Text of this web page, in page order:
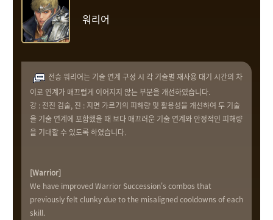
워리어
전승 워리어는 기술 연계 구성 시 각 기술별 재사용 대기 시간의 차
이로 연계가 매끄럽게 이어지지 않는 부분을 개선하였습니다.
강 : 전진 검술, 진 : 지면 가르기의 피해량 및 활용성을 개선하여 두 기술
을 기술 연계에 포함했을 때 보다 매끄러운 기술 연계와 안정적인 피해량
을 기대할 수 있도록 하였습니다.
[Warrior]
We have improved Warrior Succession's combos that
previously felt clunky due to the misaligned cooldowns of each
skill.